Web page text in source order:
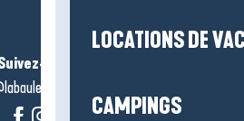
LOCATIONS DE
CAMPINGS
nous !